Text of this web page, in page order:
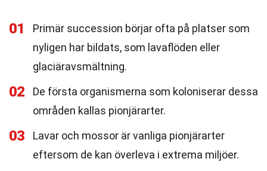
01
Primär succession börjar ofta på platser som
nyligen har bildats, som lavaflöden eller
glaciäravsmältning.
02
De första organismerna som koloniserar dessa
områden kallas pionjärarter.
03
Lavar och mossor är vanliga pionjärarter
eftersom de kan överleva i extrema miljöer.